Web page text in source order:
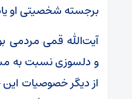
برجسته شخصیتی او
آیت‌الله قمی مردمی
و دلسوزی نسبت به
از دیگر خصوصیات